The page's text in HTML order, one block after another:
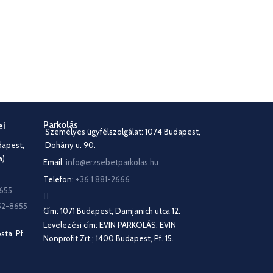
8655
Pf.
Parkolás
Személyes ügyfélszolgálat: 1074 Budapest,
Dohány u. 90.
Email: info@erzsebetparkolas.hu
Telefon: +36 1 881-2666
Cím: 1071 Budapest, Damjanich utca 12.
Levelezési cím: EVIN PARKOLÁS, EVIN
Nonprofit Zrt.; 1400 Budapest, Pf. 15.